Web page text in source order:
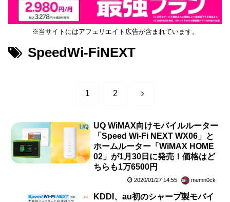
※当サイトにはアフェリエイト広告が含まれています。
SpeedWi-FiNEXT
1 2 次
UQ WiMAX向けモバイルルーター
「Speed Wi-Fi NEXT WX06」と
ホームルーター「WiMAX HOME
02」が1月30日に発売！価格はど
ちらも1万6500円
2020/01/27 14:55 memn0ck
KDDI、au初のシャープ製モバイ